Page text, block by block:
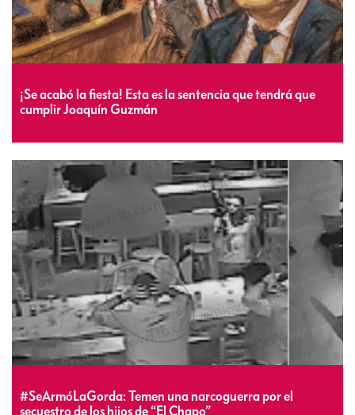
¡Se acabó la fiesta! Esta es la sentencia que tendrá que
cumplir Joaquín Guzmán
#SeArmóLaGorda: Temen una narcoguerra por el
secuestro de los hijos de “El Chapo”